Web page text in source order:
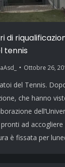
di
tennis
Ottobre 26,
del Tennis.
che hanno
ad accogliere
è fissata per